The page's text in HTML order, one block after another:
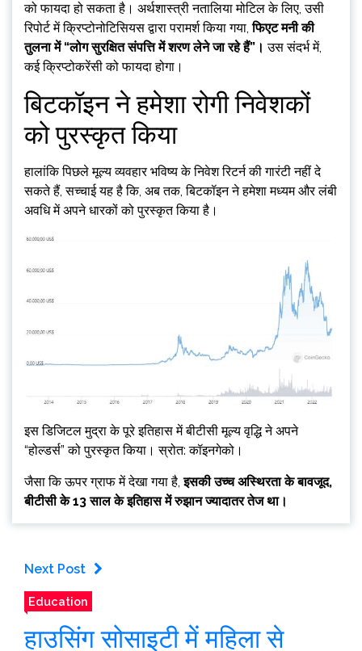
को फायदा हो सकता है। अर्थशास्त्री नतालिया मोटिल के लिए, उसी
रिपोर्ट में क्रिप्टोनोटिसियस द्वारा परामर्श किया गया,फिएट मनी की
तुलना में “लोग सुरक्षित संपत्ति में शरण लेने जा रहे हैं”। उस संदर्भ में,
कई क्रिप्टोकरेंसी को फायदा होगा।
बिटकॉइन ने हमेशा रोगी निवेशकों
को पुरस्कृत किया
हालांकि पिछले मूल्य व्यवहार भविष्य के निवेश रिटर्न की गारंटी नहीं दे
सकते हैं, सच्चाई यह है कि, अब तक, बिटकॉइन ने हमेशा मध्यम और लंबी
अवधि में अपने धारकों को पुरस्कृत किया है।
इस डिजिटल मुद्रा के पूरे इतिहास में बीटीसी मूल्य वृद्धि ने अपने
“होल्डर्स” को पुरस्कृत किया। स्रोत: कॉइनगेको।
जैसा कि ऊपर ग्राफ में देखा गया है,इसकी उच्च अस्थिरता के बावजूद,
बीटीसी के 13 साल के इतिहास में रुझान ज्यादातर तेज था।
Next Post
Education
हाउसिंग सोसाइटी में महिला से